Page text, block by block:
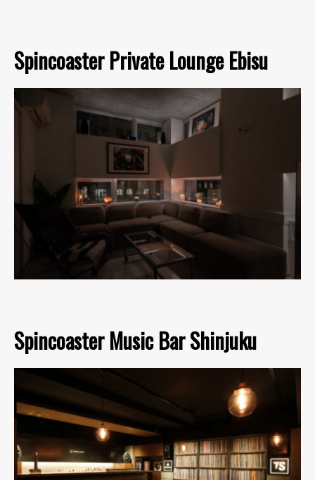
Spincoaster Private Lounge Ebisu
Spincoaster Music Bar Shinjuku